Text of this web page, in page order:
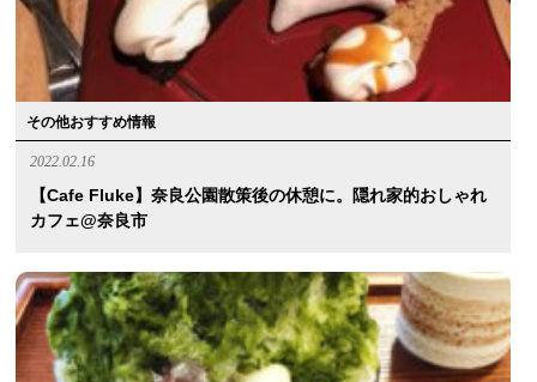
その他おすすめ情報
2022.02.16
【Cafe Fluke】奈良公園散策後の休憩に。隠れ家的おしゃれ
カフェ@奈良市